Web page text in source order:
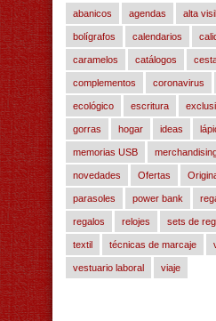
abanicos agendas alta
bolígrafos calendarios
caramelos catálogos
complementos coronavirus
ecológico escritura
gorras hogar ideas
memorias USB
novedades Ofertas
parasoles power bank
regalos relojes sets de
textil técnicas de marcaje
vestuario laboral viaje